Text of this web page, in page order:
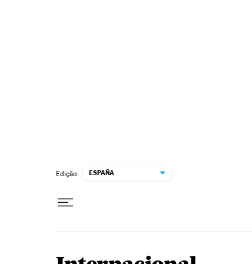
Edição: ESPAÑA